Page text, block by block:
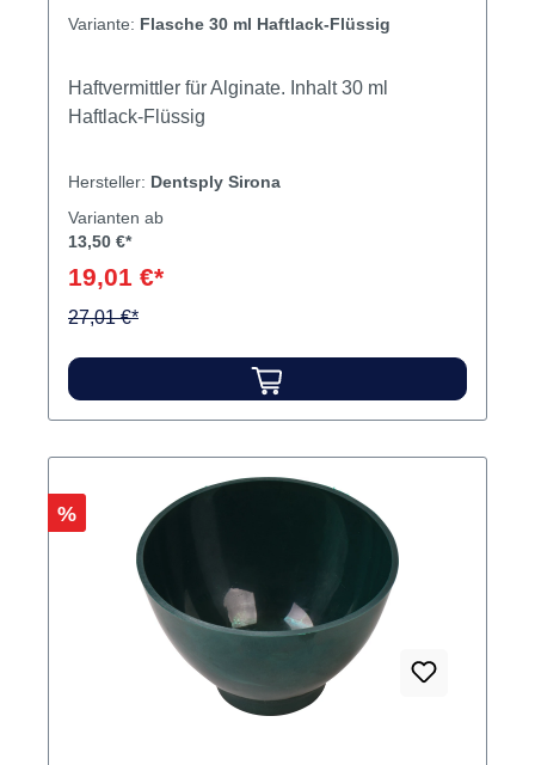
Variante: Flasche 30 ml Haftlack-Flüssig
Haftvermittler für Alginate. Inhalt 30 ml
Haftlack-Flüssig
Hersteller: Dentsply Sirona
Varianten ab
13,50 €*
19,01 €*
27,01 €*
Rabatt
%